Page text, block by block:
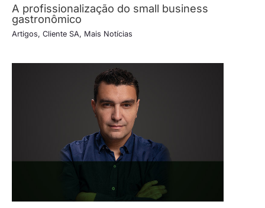
A profissionalização do small business
gastronômico
Artigos, Cliente SA, Mais Notícias